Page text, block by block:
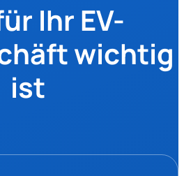
Ihr EV-
wichtig
ist